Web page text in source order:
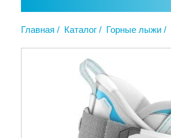
Главная Каталог Горные лыжи